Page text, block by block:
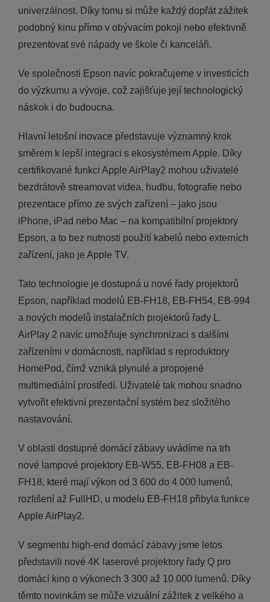
univerzálnost. Díky tomu si může každý dopřát zážitek
podobný kinu přímo v obývacím pokoji nebo efektivně
prezentovat své nápady ve škole či kanceláři.
Ve společnosti Epson navíc pokračujeme v investicích
do výzkumu a vývoje, což zajišťuje její technologický
náskok i do budoucna.
Hlavní letošní inovace představuje významný krok
směrem k lepší integraci s ekosystémem Apple. Díky
certifikované funkci Apple AirPlay2 mohou uživatelé
bezdrátově streamovat videa, hudbu, fotografie nebo
prezentace přímo ze svých zařízení – jako jsou
iPhone, iPad nebo Mac – na kompatibilní projektory
Epson, a to bez nutnosti použití kabelů nebo externích
zařízení, jako je Apple TV.
Tato technologie je dostupná u nové řady projektorů
Epson, například modelů EB-FH18, EB-FH54, EB-994
a nových modelů instalačních projektorů řady L.
AirPlay 2 navíc umožňuje synchronizaci s dalšími
zařízeními v domácnosti, například s reproduktory
HomePod, čímž vzniká plynulé a propojené
multimediální prostředí. Uživatelé tak mohou snadno
vytvořit efektivní prezentační systém bez složitého
nastavování.
V oblasti dostupné domácí zábavy uvádíme na trh
nové lampové projektory EB-W55, EB-FH08 a EB-
FH18, které mají výkon od 3 600 do 4 000 lumenů,
rozlišení až FullHD, u modelu EB-FH18 přibyla funkce
Apple AirPlay2.
V segmentu high-end domácí zábavy jsme letos
představili nové 4K laserové projektory řady Q pro
domácí kino o výkonech 3 300 až 10 000 lumenů. Díky
těmto novinkám se může vizuální zážitek z velkého a